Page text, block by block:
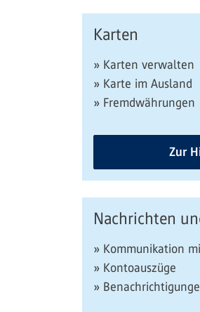
Karten
» Karten verwalten
» Karte im Ausland
» Fremdwährungen
Zur
Nachrichten
» Kommunikation
» Kontoauszüge
»